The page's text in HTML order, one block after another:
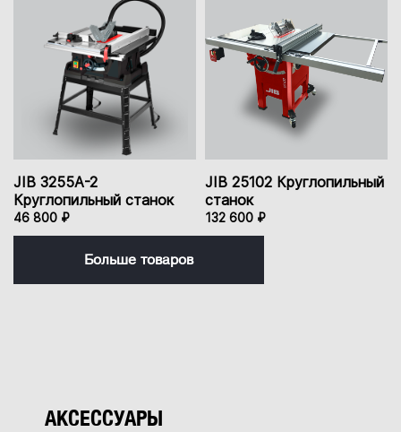
JIB 3255A-2
Круглопильный станок
46 800 ₽
JIB 25102 Круглопильный
станок
132 600 ₽
Больше товаров
АКСЕССУАРЫ